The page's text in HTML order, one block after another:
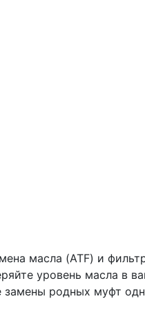
масла (ATF) и
уровень масла в
родных муфт